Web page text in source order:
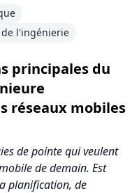
l'ingénierie
principales du
réseaux mobiles
de pointe qui veulent
de demain. Est
planification, de